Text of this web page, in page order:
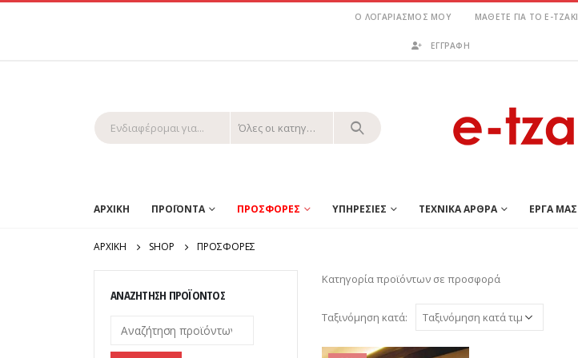
Ο ΛΟΓΑΡΙΑΣΜΌΣ ΜΟΥ ΜΆΘΕΤΕ ΓΙΑ ΤΟ E-TZAKI
ΕΓΓΡΑΦΗ
Όλες οι κατηγορίες
ΑΡΧΙΚΗ ΠΡΟΪΟΝΤΑ ΠΡΟΣΦΟΡΕΣ ΥΠΗΡΕΣΙΕΣ ΤΕΧΝΙΚΑ ΑΡΘΡΑ ΕΡΓΑ ΜΑΣ
ΑΡΧΙΚΉ SHOP ΠΡΟΣΦΟΡΕΣ
Κατηγορία προϊόντων σε προσφορά
Ταξινόμηση κατά:
ΑΝΑΖΉΤΗΣΗ ΠΡΟΪΌΝΤΟΣ